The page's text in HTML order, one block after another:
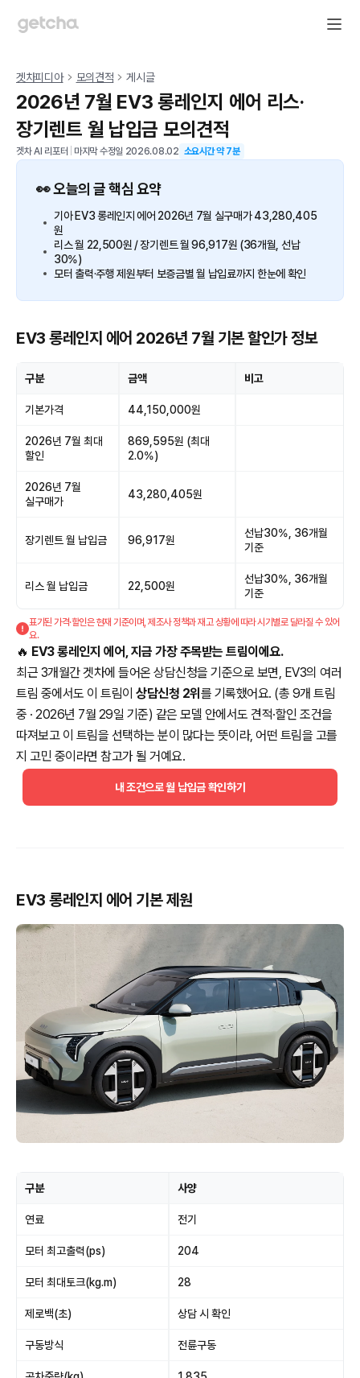
겟차피디아 모의견적 게시글
2026년 7월 EV3 롱레인지 에어 리스·
장기렌트 월 납입금 모의견적
겟차 AI 리포터 마지막 수정일 2026.08.02 소요시간 약7분
👀 오늘의 글 핵심 요약
기아 EV3 롱레인지 에어 2026년 7월 실구매가 43,280,405
원
리스 월 22,500원 / 장기렌트 월 96,917원 (36개월, 선납
30%)
모터 출력·주행 제원부터 보증금별 월 납입료까지 한눈에 확인
EV3 롱레인지 에어 2026년 7월 기본 할인가 정보
구분 금액 비고
기본가격 44,150,000원
2026년 7월 최대
할인
869,595원 (최대
2.0%)
2026년 7월
실구매가
43,280,405원
장기렌트 월 납입금 96,917원
선납30%, 36개월
기준
리스 월 납입금 22,500원
선납30%, 36개월
기준
표기된 가격·할인은 현재 기준이며, 제조사 정책과 재고 상황에 따라 시기별로 달라질 수 있어
요.
🔥 EV3 롱레인지 에어, 지금 가장 주목받는 트림이에요.
최근 3개월간 겟차에 들어온 상담신청을 기준으로 보면, EV3의 여러
트림 중에서도 이 트림이 상담신청 2위 를 기록했어요. (총 9개 트림
중 · 2026년 7월 29일 기준) 같은 모델 안에서도 견적·할인 조건을
따져보고 이 트림을 선택하는 분이 많다는 뜻이라, 어떤 트림을 고를
지 고민 중이라면 참고가 될 거예요.
내 조건으로 월 납입금 확인하기
EV3 롱레인지 에어 기본 제원
구분 사양
연료 전기
모터 최고출력(ps) 204
모터 최대토크(kg.m) 28
제로백(초) 상담 시 확인
구동방식 전륜구동